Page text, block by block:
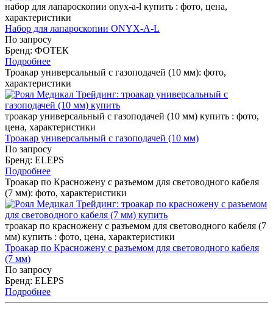
набор для лапароскопии onyx-a-l купить : фото, цена,
характеристики
Набор для лапароскопии ONYX-A-L
По запросу
Бренд: ФОТЕК
Подробнее
Троакар универсальный с газоподачей (10 мм): фото,
характеристики
троакар универсальный с газоподачей (10 мм) купить : фото,
цена, характеристики
Троакар универсальный с газоподачей (10 мм)
По запросу
Бренд: ELEPS
Подробнее
Троакар по Красножену с разъемом для световодного кабеля
(7 мм): фото, характеристики
троакар по красножену с разъемом для световодного кабеля (7
мм) купить : фото, цена, характеристики
Троакар по Красножену с разъемом для световодного кабеля
(7 мм)
По запросу
Бренд: ELEPS
Подробнее